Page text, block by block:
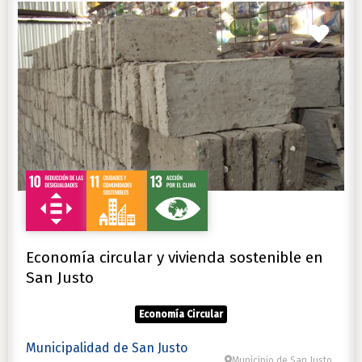
Economía circular y vivienda sostenible en
San Justo
Economía Circular
Municipalidad de San Justo